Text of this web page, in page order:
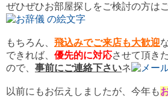
ぜひぜひお部屋探しをご検討の方は
もちろん、 飛込みでご来店も大歓迎
できれば、 優先的に対応させて頂き
ので、 事前にご連絡下さいネ
以前にもお伝えしましたが、今年も